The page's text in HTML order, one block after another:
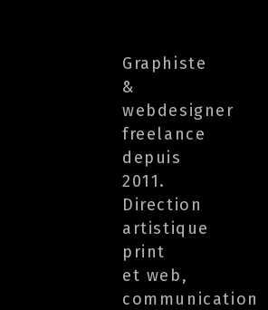
Graphiste
&
webdesigner
freelance
depuis
2011.
Direction
artistique
print
et web,
communication